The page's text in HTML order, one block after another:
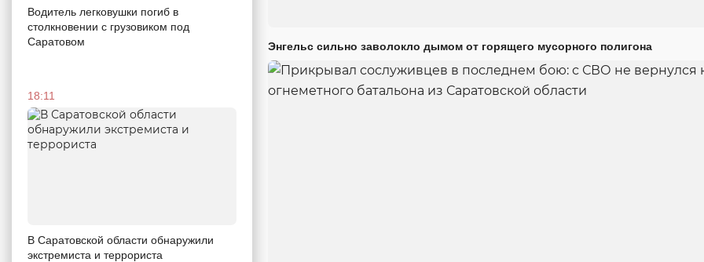
Водитель легковушки погиб в
столкновении с грузовиком под
Саратовом
18:11
В Саратовской области обнаружили
экстремиста и террориста
Энгельс сильно заволокло дымом от горящего мусорного полигона